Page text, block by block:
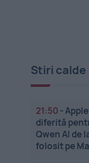
Stiri calde
21:50 -
diferită
Qwen AI de
folosit pe